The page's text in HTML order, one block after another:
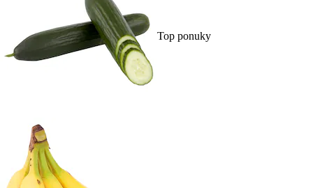
Top ponuky